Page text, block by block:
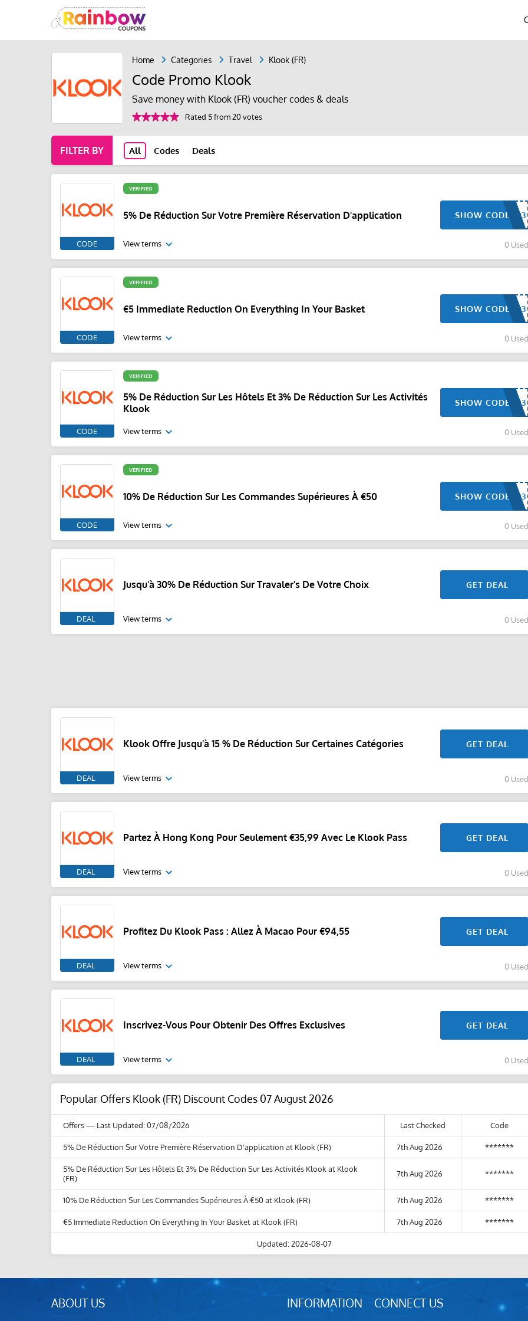
Home Categories Travel Klook (FR)
Code Promo Klook
Save money with Klook (FR) voucher codes & deals
Rated 5 from 20 votes
FILTER BY All Codes Deals
CODE
VERIFIED
5% De Réduction Sur Votre Première Réservation D'application SHOW CODE
View terms 0 Used
CODE
VERIFIED
€5 Immediate Reduction On Everything In Your Basket SHOW CODE
View terms 0 Used
CODE
VERIFIED
5% De Réduction Sur Les Hôtels Et 3% De Réduction Sur Les Activités
Klook
SHOW CODE
View terms 0 Used
CODE
VERIFIED
10% De Réduction Sur Les Commandes Supérieures À €50 SHOW CODE
View terms 0 Used
DEAL
Jusqu'à 30% De Réduction Sur Travaler's De Votre Choix GET DEAL
View terms 0 Used
DEAL
Klook Offre Jusqu'à 15 % De Réduction Sur Certaines Catégories GET DEAL
View terms 0 Used
DEAL
Partez À Hong Kong Pour Seulement €35,99 Avec Le Klook Pass GET DEAL
View terms 0 Used
DEAL
Profitez Du Klook Pass : Allez À Macao Pour €94,55 GET DEAL
View terms 0 Used
DEAL
Inscrivez-Vous Pour Obtenir Des Offres Exclusives GET DEAL
View terms 0 Used
Popular Offers Klook (FR) Discount Codes 07 August 2026
Offers— Last Updated: 07/08/2026 Last Checked Code
5% De Réduction Sur Votre Première Réservation D'application at Klook (FR) 7th Aug 2026 *******
5% De Réduction Sur Les Hôtels Et 3% De Réduction Sur Les Activités Klook at Klook
(FR)
7th Aug 2026 *******
10% De Réduction Sur Les Commandes Supérieures À €50 at Klook (FR) 7th Aug 2026 *******
€5 Immediate Reduction On Everything In Your Basket at Klook (FR) 7th Aug 2026 *******
Updated: 2026-08-07
ABOUT US INFORMATION CONNECT US